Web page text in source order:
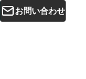
お問い合わせ